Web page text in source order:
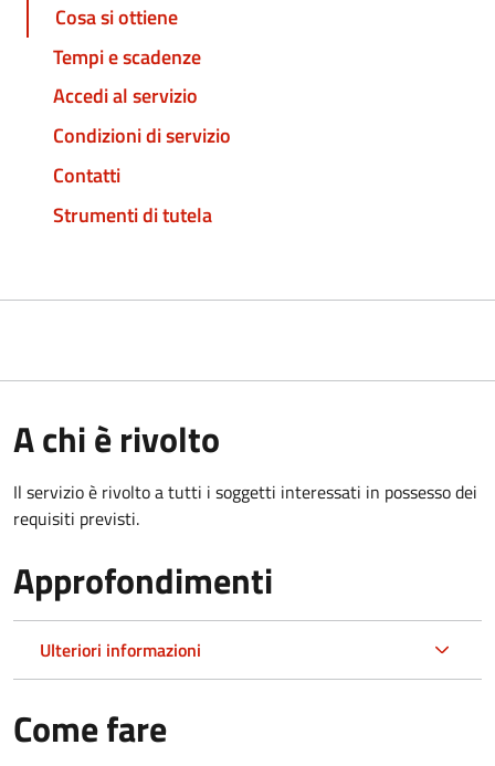
Cosa si ottiene
Tempi e scadenze
Accedi al servizio
Condizioni di servizio
Contatti
Strumenti di tutela
A chi è rivolto
Il servizio è rivolto a tutti i soggetti interessati in possesso dei
requisiti previsti.
Approfondimenti
Ulteriori informazioni
Come fare